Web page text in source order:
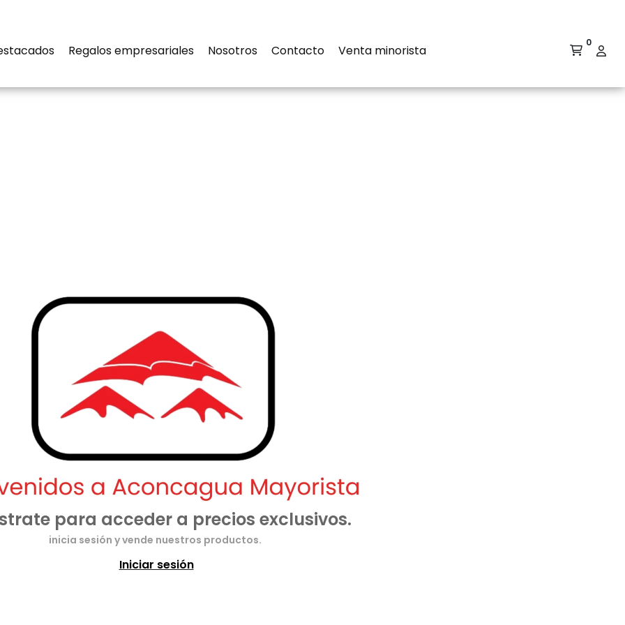
Regalos empresariales Nosotros Contacto Venta minorista
0
para acceder a precios exclusivos.
inicia sesión y vende nuestros productos.
Iniciar sesión